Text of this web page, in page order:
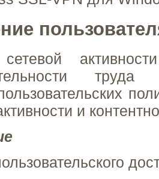
сетевой
и